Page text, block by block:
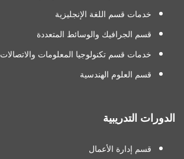
خدمات قسم اللغة الإنجليزية
قسم الجرافيك والوسائط المتعددة
خدمات قسم تكنولوجيا المعلومات والاتصالات
قسم العلوم الهندسية
الدورات التدريبية
قسم إدارة الأعمال